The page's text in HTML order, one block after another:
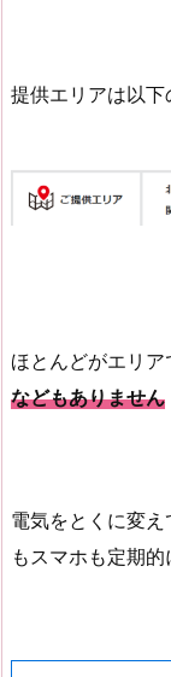
提供エリアは以下
ほとんどがエリア
などもありません
電気をとくに変
もスマホも定期